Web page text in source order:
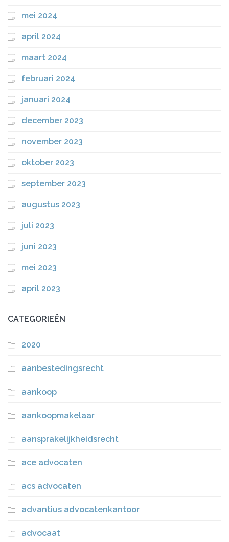
mei 2024
april 2024
maart 2024
februari 2024
januari 2024
december 2023
november 2023
oktober 2023
september 2023
augustus 2023
juli 2023
juni 2023
mei 2023
april 2023
CATEGORIEËN
2020
aanbestedingsrecht
aankoop
aankoopmakelaar
aansprakelijkheidsrecht
ace advocaten
acs advocaten
advantius advocatenkantoor
advocaat